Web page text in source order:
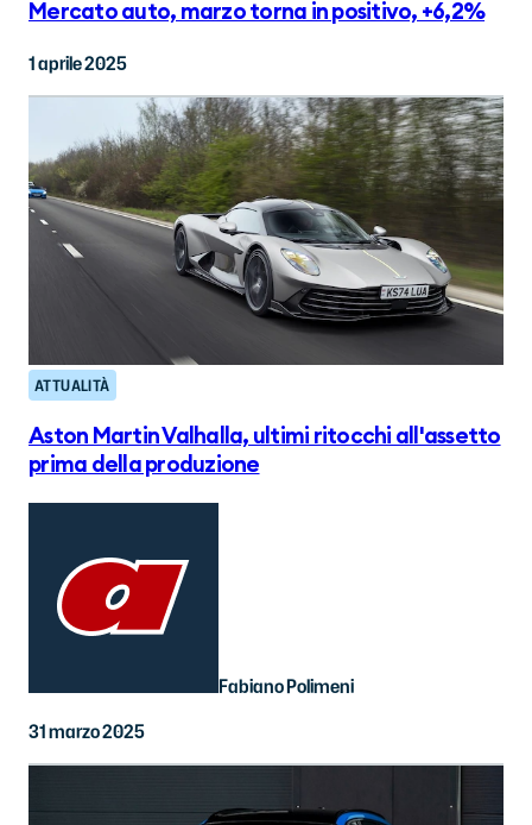
Mercato auto, marzo torna in positivo, +6,2%
1 aprile 2025
ATTUALITÀ
Aston Martin Valhalla, ultimi ritocchi all'assetto
prima della produzione
Fabiano Polimeni
31 marzo 2025